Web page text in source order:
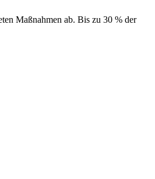
Maßnahmen ab. Bis zu 30 % der